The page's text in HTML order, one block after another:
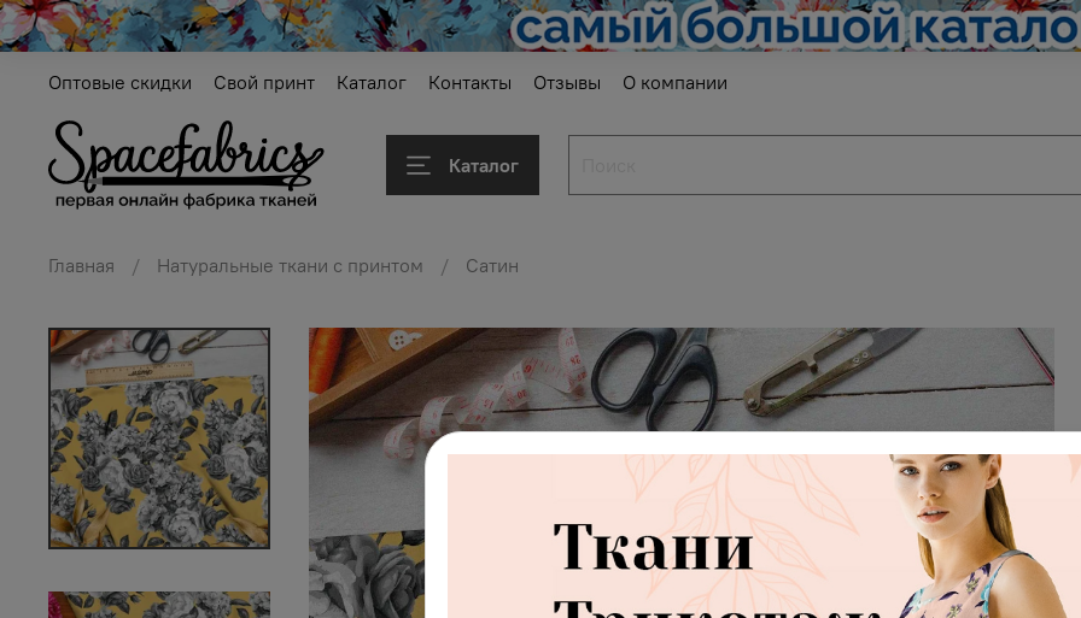
Оптовые скидки Свой принт Каталог Контакты Отзывы О компании
Каталог
Главная Натуральные ткани с принтом Сатин